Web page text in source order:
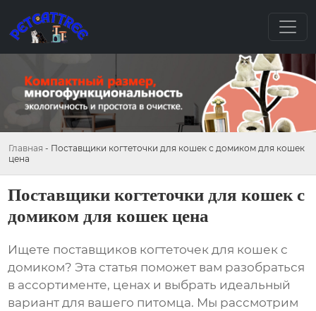
Главная - Поставщики когтеточки для кошек с домиком для кошек
цена
Поставщики когтеточки для кошек с
домиком для кошек цена
Ищете поставщиков когтеточек для кошек с
домиком? Эта статья поможет вам разобраться
в ассортименте, ценах и выбрать идеальный
вариант для вашего питомца. Мы рассмотрим